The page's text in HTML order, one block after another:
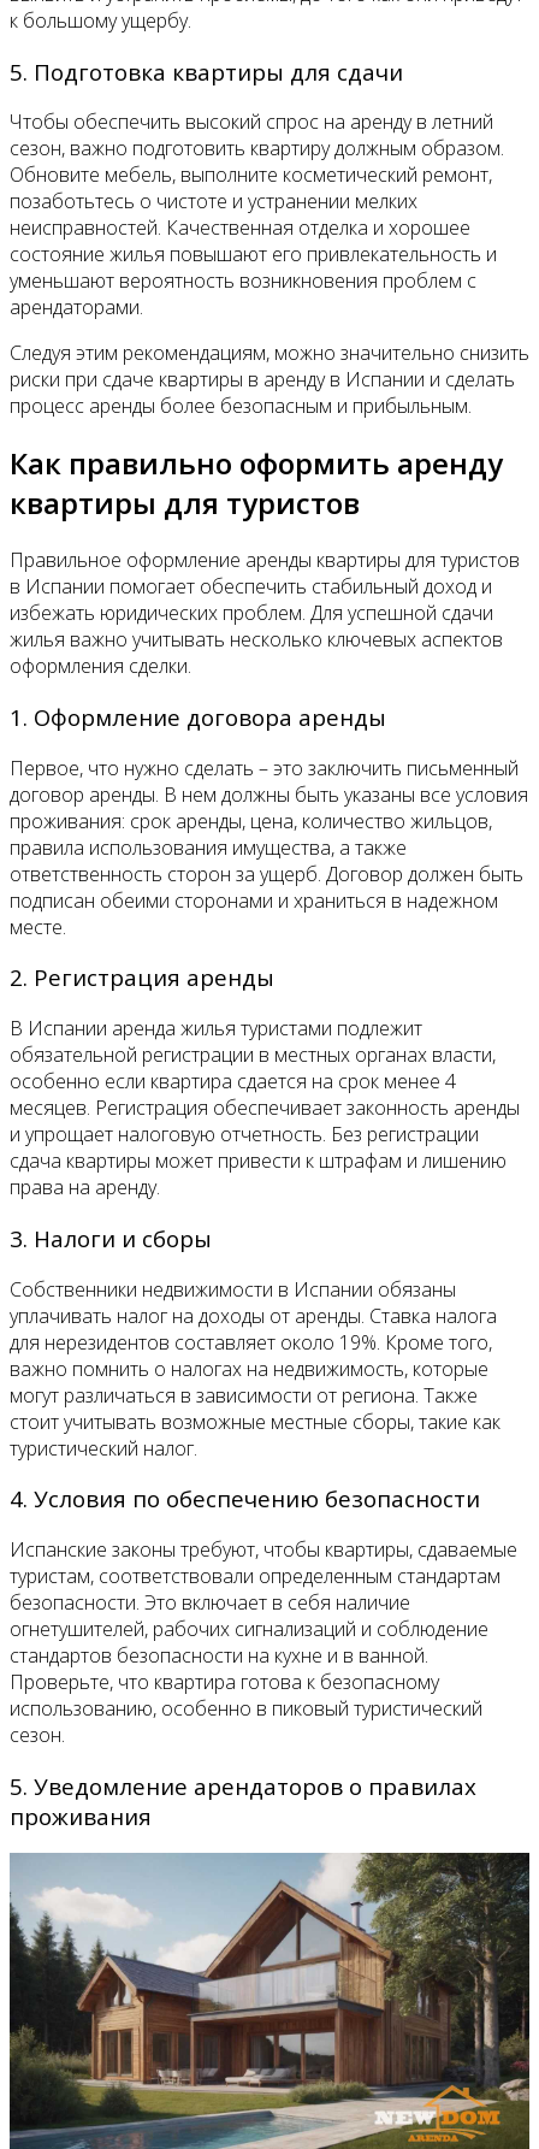
к большому ущербу.
5. Подготовка квартиры для сдачи
Чтобы обеспечить высокий спрос на аренду в летний
сезон, важно подготовить квартиру должным образом.
Обновите мебель, выполните косметический ремонт,
позаботьтесь о чистоте и устранении мелких
неисправностей. Качественная отделка и хорошее
состояние жилья повышают его привлекательность и
уменьшают вероятность возникновения проблем с
арендаторами.
Следуя этим рекомендациям, можно значительно снизить
риски при сдаче квартиры в аренду в Испании и сделать
процесс аренды более безопасным и прибыльным.
Как правильно оформить аренду
квартиры для туристов
Правильное оформление аренды квартиры для туристов
в Испании помогает обеспечить стабильный доход и
избежать юридических проблем. Для успешной сдачи
жилья важно учитывать несколько ключевых аспектов
оформления сделки.
1. Оформление договора аренды
Первое, что нужно сделать – это заключить письменный
договор аренды. В нем должны быть указаны все условия
проживания: срок аренды, цена, количество жильцов,
правила использования имущества, а также
ответственность сторон за ущерб. Договор должен быть
подписан обеими сторонами и храниться в надежном
месте.
2. Регистрация аренды
В Испании аренда жилья туристами подлежит
обязательной регистрации в местных органах власти,
особенно если квартира сдается на срок менее 4
месяцев. Регистрация обеспечивает законность аренды
и упрощает налоговую отчетность. Без регистрации
сдача квартиры может привести к штрафам и лишению
права на аренду.
3. Налоги и сборы
Собственники недвижимости в Испании обязаны
уплачивать налог на доходы от аренды. Ставка налога
для нерезидентов составляет около 19%. Кроме того,
важно помнить о налогах на недвижимость, которые
могут различаться в зависимости от региона. Также
стоит учитывать возможные местные сборы, такие как
туристический налог.
4. Условия по обеспечению безопасности
Испанские законы требуют, чтобы квартиры, сдаваемые
туристам, соответствовали определенным стандартам
безопасности. Это включает в себя наличие
огнетушителей, рабочих сигнализаций и соблюдение
стандартов безопасности на кухне и в ванной.
Проверьте, что квартира готова к безопасному
использованию, особенно в пиковый туристический
сезон.
5. Уведомление арендаторов о правилах
проживания